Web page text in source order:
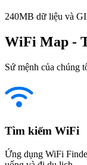
240MB dữ liệu và
WiFi Map -
Sứ mệnh của chúng
Tìm kiếm WiFi
Ứng dụng WiFi